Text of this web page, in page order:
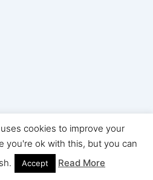
| Powered byAstra
Theme
cookies to improve your
you're ok with this, but you can
Accept Read More